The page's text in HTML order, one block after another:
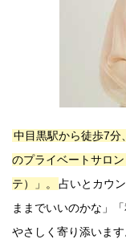
中目黒駅から徒歩7分
のプライベートサロ
テ）」。
占いとカウ
ままでいいのかな」
やさしく寄り添います